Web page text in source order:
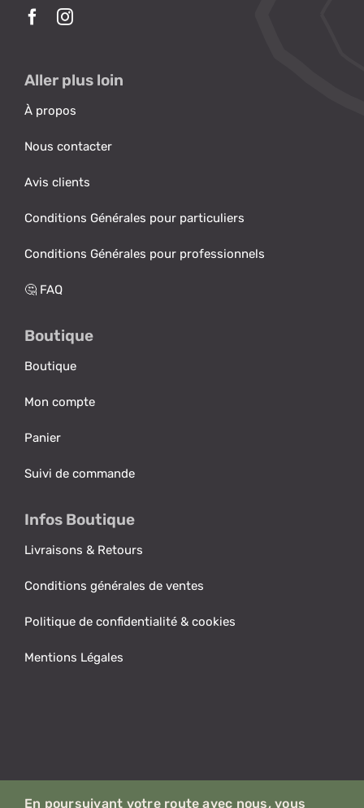
Aller plus loin
À propos
Nous contacter
Avis clients
Conditions Générales pour particuliers
Conditions Générales pour professionnels
🤔 FAQ
Boutique
Boutique
Mon compte
Panier
Suivi de commande
Infos Boutique
Livraisons & Retours
Conditions générales de ventes
Politique de confidentialité & cookies
Mentions Légales
Notre engagement planète.
En poursuivant votre route avec nous, vous